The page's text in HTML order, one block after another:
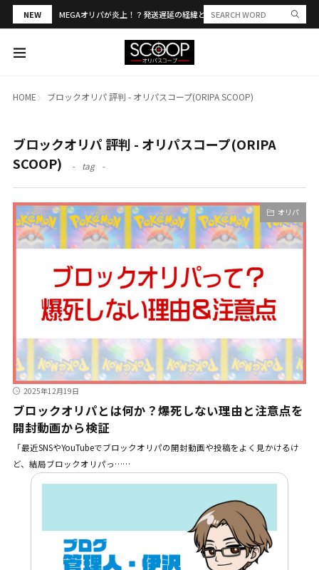
NEW MEGAオリパが炎上！？発送遅延の経緯と評判・当選報告を解説
HOME ブロックオリパ 評判 - オリパスコープ(ORIPA SCOOP)
ブロックオリパ 評判 - オリパスコープ(ORIPA
SCOOP)
tag
オリパ
2025年12月19日
ブロックオリパとは何か？爆死しない理由と注意点を
開封動画から検証
「最近SNSやYouTubeでブロックオリパの開封動画や投稿をよく見かけるけ
ど、結局ブロックオリパっ……